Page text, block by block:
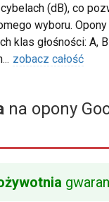
(dB), co
wyboru.
klas głośności: A,
... zobacz całość
na opony